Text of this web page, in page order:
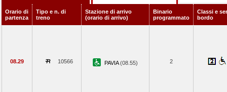
Orario di
partenza
Tipo e n. di
treno
Stazione di arrivo
(orario di arrivo)
Binario
programmato
Classi e
bordo
08.29 10566 PAVIA(08.55) 2